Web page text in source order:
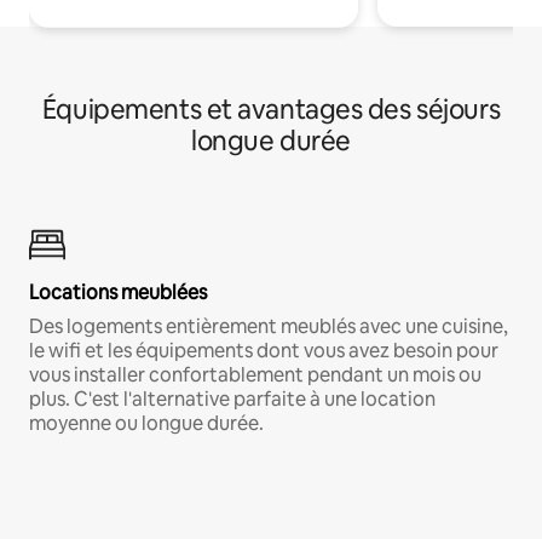
Équipements et avantages des séjours
longue durée
Locations meublées
Des logements entièrement meublés avec une cuisine,
le wifi et les équipements dont vous avez besoin pour
vous installer confortablement pendant un mois ou
plus. C'est l'alternative parfaite à une location
moyenne ou longue durée.